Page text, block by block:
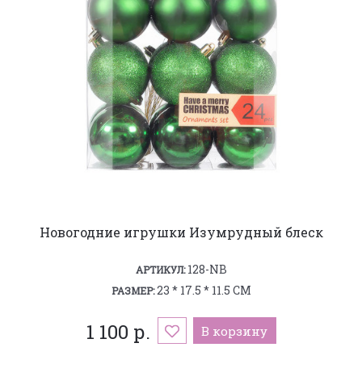
Новогодние игрушки Изумрудный блеск
АРТИКУЛ:128-NB
РАЗМЕР:23 * 17.5 * 11.5 СМ
1 100 р. В корзину